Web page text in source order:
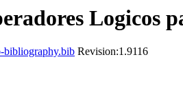
Logicos
bibliography.bib Revision:1.9116